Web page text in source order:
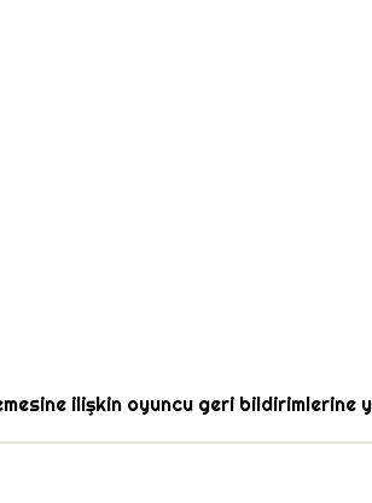
ilişkin oyuncu geri bildirimlerine